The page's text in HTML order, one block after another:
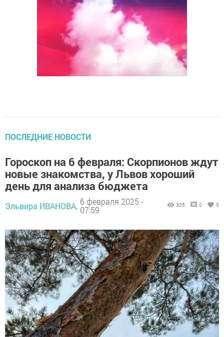
ПОСЛЕДНИЕ НОВОСТИ
Гороскоп на 6 февраля: Скорпионов ждут
новые знакомства, у Львов хороший
день для анализа бюджета
Эльвира ИВАНОВА, 6 февраля 2025 -
07:59
305 0 0